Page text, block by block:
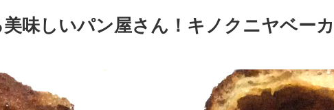
味しいパン屋さん！キノクニヤベー